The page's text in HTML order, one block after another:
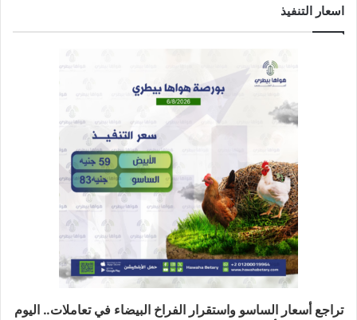
اسعار التنفيذ
تراجع أسعار الساسو واستقرار الفراخ البيضاء في تعاملات.. اليوم